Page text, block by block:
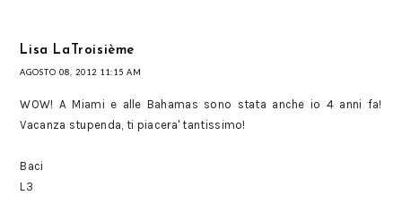
Lisa LaTroisième
AGOSTO 08, 2012 11:15 AM
WOW! A Miami e alle Bahamas sono stata anche io 4 anni fa!
Vacanza stupenda, ti piacera' tantissimo!
Baci
L3